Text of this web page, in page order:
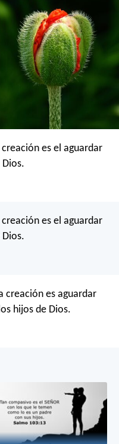
es el aguardar
es el aguardar
creación es aguardar
hijos de Dios.